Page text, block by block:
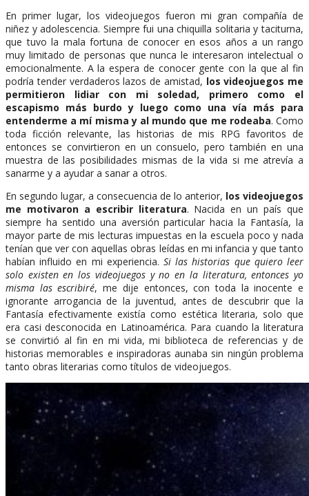
En primer lugar, los videojuegos fueron mi gran compañía de
niñez y adolescencia. Siempre fui una chiquilla solitaria y taciturna,
que tuvo la mala fortuna de conocer en esos años a un rango
muy limitado de personas que nunca le interesaron intelectual o
emocionalmente. A la espera de conocer gente con la que al fin
podría tender verdaderos lazos de amistad, los videojuegos me
permitieron lidiar con mi soledad, primero como el
escapismo más burdo y luego como una vía más para
entenderme a mí misma y al mundo que me rodeaba. Como
toda ficción relevante, las historias de mis RPG favoritos de
entonces se convirtieron en un consuelo, pero también en una
muestra de las posibilidades mismas de la vida si me atrevía a
sanarme y a ayudar a sanar a otros.
En segundo lugar, a consecuencia de lo anterior, los videojuegos
me motivaron a escribir literatura. Nacida en un país que
siempre ha sentido una aversión particular hacia la Fantasía, la
mayor parte de mis lecturas impuestas en la escuela poco y nada
tenían que ver con aquellas obras leídas en mi infancia y que tanto
habían influido en mi experiencia. Si las historias que quiero leer
solo existen en los videojuegos y no en la literatura, entonces yo
misma las escribiré, me dije entonces, con toda la inocente e
ignorante arrogancia de la juventud, antes de descubrir que la
Fantasía efectivamente existía como estética literaria, solo que
era casi desconocida en Latinoamérica. Para cuando la literatura
se convirtió al fin en mi vida, mi biblioteca de referencias y de
historias memorables e inspiradoras aunaba sin ningún problema
tanto obras literarias como títulos de videojuegos.